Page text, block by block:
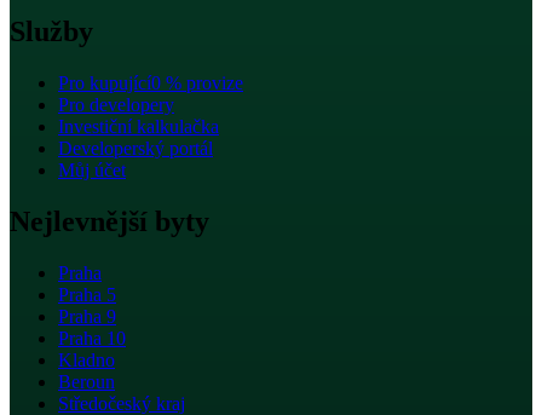
Služby
Pro kupující0 % provize
Pro developery
Investiční kalkulačka
Developerský portál
Můj účet
Nejlevnější byty
Praha
Praha 5
Praha 9
Praha 10
Kladno
Beroun
Středočeský kraj